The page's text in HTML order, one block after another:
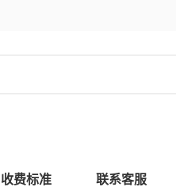
收费标准 联系客服